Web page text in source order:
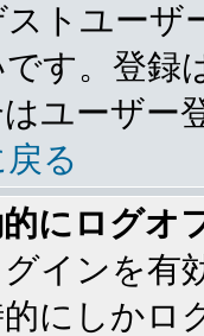
トユーザ
です。登録
ユーザー
戻る
にログオ
グインを
にしかロ